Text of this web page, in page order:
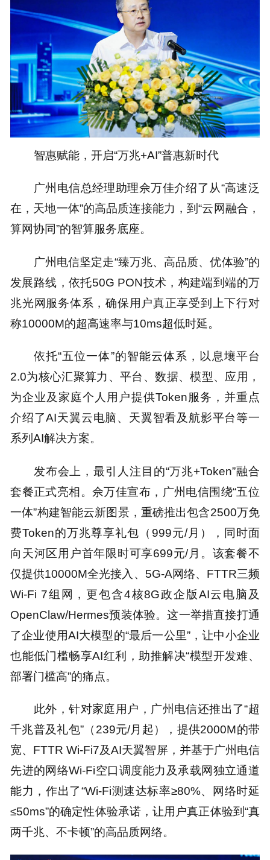
智惠赋能，开启“万兆+AI”普惠新时代
广州电信总经理助理佘万佳介绍了从“高速泛
在，天地一体”的高品质连接能力，到“云网融合，
算网协同”的智算服务底座。
广州电信坚定走“臻万兆、高品质、优体验”的
发展路线，依托50G PON技术，构建端到端的万
兆光网服务体系，确保用户真正享受到上下行对
称10000M的超高速率与10ms超低时延。
依托“五位一体”的智能云体系，以息壤平台
2.0为核心汇聚算力、平台、数据、模型、应用，
为企业及家庭个人用户提供Token服务，并重点
介绍了AI天翼云电脑、天翼智看及航影平台等一
系列AI解决方案。
发布会上，最引人注目的“万兆+Token”融合
套餐正式亮相。佘万佳宣布，广州电信围绕“五位
一体”构建智能云新图景，重磅推出包含2500万免
费Token的万兆尊享礼包（999元/月），同时面
向天河区用户首年限时可享699元/月。该套餐不
仅提供10000M全光接入、5G-A网络、FTTR三频
Wi-Fi 7组网，更包含4核8G政企版AI云电脑及
OpenClaw/Hermes预装体验。这一举措直接打通
了企业使用AI大模型的“最后一公里”，让中小企业
也能低门槛畅享AI红利，助推解决“模型开发难、
部署门槛高”的痛点。
此外，针对家庭用户，广州电信还推出了“超
千兆普及礼包”（239元/月起），提供2000M的带
宽、FTTR Wi-Fi7及AI天翼智屏，并基于广州电信
先进的网络Wi-Fi空口调度能力及承载网独立通道
能力，作出了“Wi-Fi测速达标率≥80%、网络时延
≤50ms”的确定性体验承诺，让用户真正体验到“真
两千兆、不卡顿”的高品质网络。